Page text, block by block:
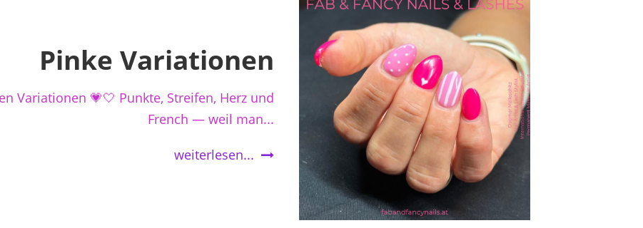
Pinke Variationen
Variationen 💗🤍 Punkte, Streifen, Herz und
French — weil man...
weiterlesen...